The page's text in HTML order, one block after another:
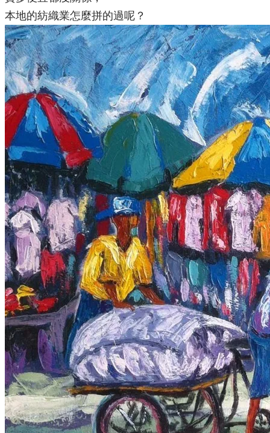
本地的紡織業怎麼拼的過呢？